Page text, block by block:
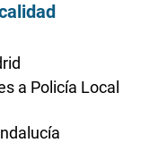
a Policía Local